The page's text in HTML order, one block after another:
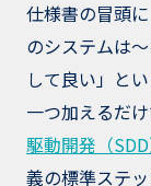
仕様書の冒頭
のシステムは
して良い」と
一つ加えるだ
駆動開発（SDD
義の標準ステ